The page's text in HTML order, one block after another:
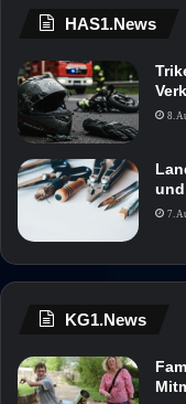
HAS1.News
8.
7.
KG1.News